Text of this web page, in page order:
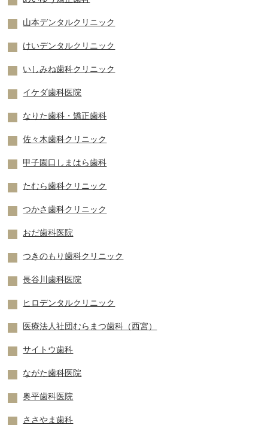
山本デンタルクリニック
けいデンタルクリニック
いしみね歯科クリニック
イケダ歯科医院
なりた歯科・矯正歯科
佐々木歯科クリニック
甲子園口しまはら歯科
たむら歯科クリニック
つかさ歯科クリニック
おだ歯科医院
つきのもり歯科クリニック
長谷川歯科医院
ヒロデンタルクリニック
医療法人社団むらまつ歯科（西宮）
サイトウ歯科
ながた歯科医院
奥平歯科医院
ささやま歯科